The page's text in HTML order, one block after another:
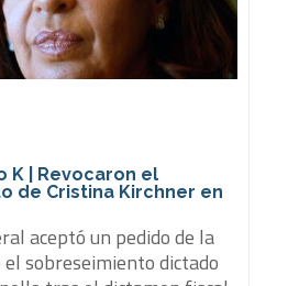
K | Revocaron el
de Cristina Kirchner en
aceptó un pedido de la
sobreseimiento dictado